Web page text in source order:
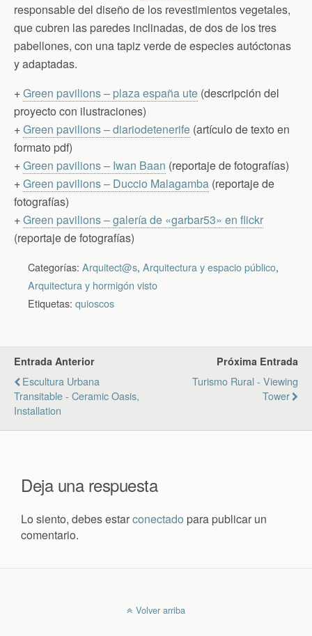
responsable del diseño de los revestimientos vegetales,
que cubren las paredes inclinadas, de dos de los tres
pabellones, con una tapiz verde de especies autóctonas
y adaptadas.
+Green pavilions – plaza españa ute (descripción del
proyecto con ilustraciones)
+Green pavilions – diariodetenerife (artículo de texto en
formato pdf)
+Green pavilions – Iwan Baan (reportaje de fotografías)
+Green pavilions – Duccio Malagamba (reportaje de
fotografías)
+Green pavilions – galería de «garbar53» en flickr
(reportaje de fotografías)
Categorías: Arquitect@s, Arquitectura y espacio público,
Arquitectura y hormigón visto
Etiquetas: quioscos
Entrada Anterior
Escultura Urbana
Transitable - Ceramic Oasis,
Installation
Próxima Entrada
Turismo Rural - Viewing
Tower
Deja una respuesta
Lo siento, debes estarconectado para publicar un
comentario.
Volver arriba